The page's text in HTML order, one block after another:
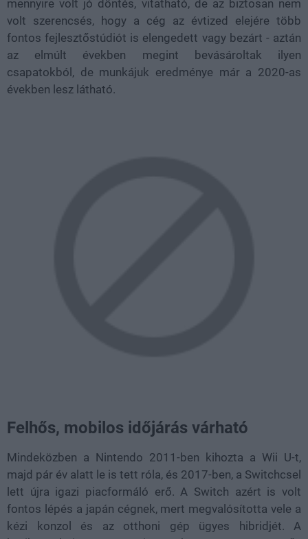
mennyire volt jó döntés, vitatható, de az biztosan nem
volt szerencsés, hogy a cég az évtized elejére több
fontos fejlesztőstúdiót is elengedett vagy bezárt - aztán
az elmúlt években megint bevásároltak ilyen
csapatokból, de munkájuk eredménye már a 2020-as
években lesz látható.
Felhős, mobilos időjárás várható
Mindeközben a Nintendo 2011-ben kihozta a Wii U-t,
majd pár év alatt le is tett róla, és 2017-ben, a Switchcsel
lett újra igazi piacformáló erő. A Switch azért is volt
fontos lépés a japán cégnek, mert megvalósította vele a
kézi konzol és az otthoni gép ügyes hibridjét. A